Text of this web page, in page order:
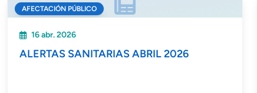
AFECTACIÓN PÚBLICO
16 abr. 2026
ALERTAS SANITARIAS ABRIL 2026